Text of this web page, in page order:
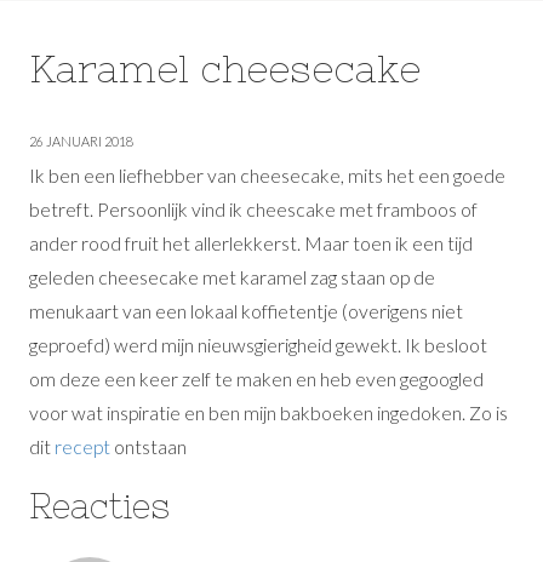
Karamel cheesecake
26 JANUARI 2018
Ik ben een liefhebber van cheesecake, mits het een goede
betreft. Persoonlijk vind ik cheescake met framboos of
ander rood fruit het allerlekkerst. Maar toen ik een tijd
geleden cheesecake met karamel zag staan op de
menukaart van een lokaal koffietentje (overigens niet
geproefd) werd mijn nieuwsgierigheid gewekt. Ik besloot
om deze een keer zelf te maken en heb even gegoogled
voor wat inspiratie en ben mijn bakboeken ingedoken. Zo is
dit recept ontstaan
Reacties